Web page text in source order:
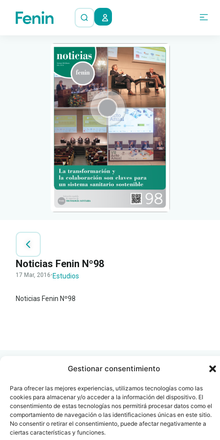
Gestionar consentimiento
Para ofrecer las mejores experiencias, utilizamos tecnologías como las
cookies para almacenar y/o acceder a la información del dispositivo. El
consentimiento de estas tecnologías nos permitirá procesar datos como el
comportamiento de navegación o las identificaciones únicas en este sitio.
No consentir o retirar el consentimiento, puede afectar negativamente a
ciertas características y funciones.
Noticias Fenin Nº98
17 Mar, 2016· Estudios
Noticias Fenin Nº98
Contacto
info@fenin.es
C/ Villanueva, 20 - 1-
Oficina Barcelona
Travesera de Gracia, 56 -
1º, 3ª 08006